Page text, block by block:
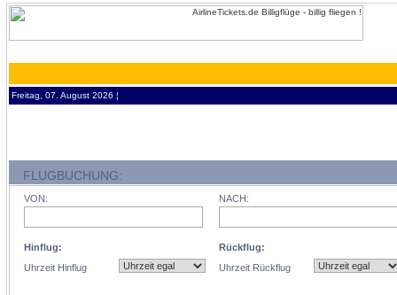
Freitag, 07. August 2026 ¦
FLUGBUCHUNG:
VON:
Hinflug:
Uhrzeit Hinflug
NACH:
Rückflug:
Uhrzeit Rückflug